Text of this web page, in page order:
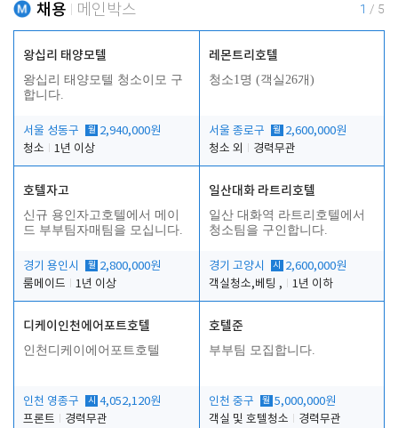
채용 메인박스 1 / 5
왕십리 태양모텔
왕십리 태양모텔 청소이모 구
합니다.
서울 성동구 월 2,940,000원
청소
1년 이상
레몬트리호텔
청소1명 (객실26개)
서울 종로구 월 2,600,000원
청소 외
경력무관
호텔자고
신규 용인자고호텔에서 메이
드 부부팀자매팀을 모십니다.
경기 용인시 월 2,800,000원
룸메이드
1년 이상
일산대화 라트리호텔
일산 대화역 라트리호텔에서
청소팀을 구인합니다.
경기 고양시 시
2,600,000원
객실청소,베팅 ,
1년 이하
디케이인천에어포트호텔
인천디케이에어포트호텔
인천 영종구 시 4,052,120원
프론트
경력무관
호텔준
부부팀 모집합니다.
인천 중구 월 5,000,000원
객실 및 호텔청소
경력무관